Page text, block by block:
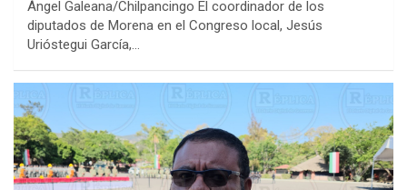
Ángel Galeana/Chilpancingo El coordinador de los
diputados de Morena en el Congreso local, Jesús
Urióstegui García,…